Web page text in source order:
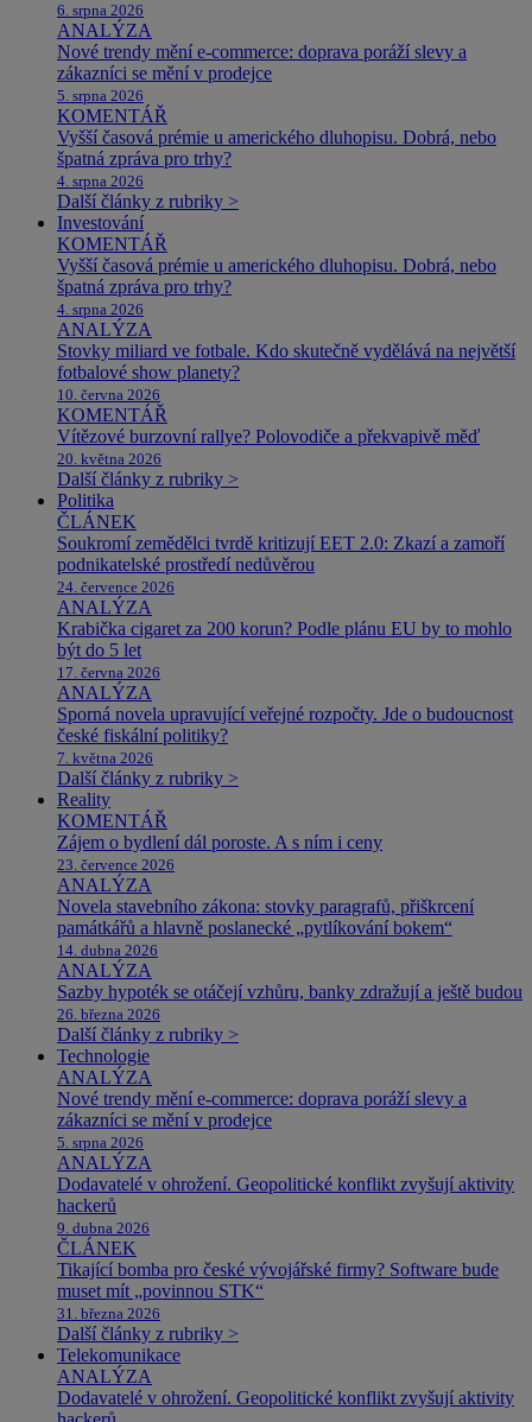
6. srpna 2026
ANALÝZA
Nové trendy mění e-commerce: doprava poráží slevy a
zákazníci se mění v prodejce
5. srpna 2026
KOMENTÁŘ
Vyšší časová prémie u amerického dluhopisu. Dobrá, nebo
špatná zpráva pro trhy?
4. srpna 2026
Další články z rubriky >
Investování
KOMENTÁŘ
Vyšší časová prémie u amerického dluhopisu. Dobrá, nebo
špatná zpráva pro trhy?
4. srpna 2026
ANALÝZA
Stovky miliard ve fotbale. Kdo skutečně vydělává na největší
fotbalové show planety?
10. června 2026
KOMENTÁŘ
Vítězové burzovní rallye? Polovodiče a překvapivě měď
20. května 2026
Další články z rubriky >
Politika
ČLÁNEK
Soukromí zemědělci tvrdě kritizují EET 2.0: Zkazí a zamoří
podnikatelské prostředí nedůvěrou
24. července 2026
ANALÝZA
Krabička cigaret za 200 korun? Podle plánu EU by to mohlo
být do 5 let
17. června 2026
ANALÝZA
Sporná novela upravující veřejné rozpočty. Jde o budoucnost
české fiskální politiky?
7. května 2026
Další články z rubriky >
Reality
KOMENTÁŘ
Zájem o bydlení dál poroste. A s ním i ceny
23. července 2026
ANALÝZA
Novela stavebního zákona: stovky paragrafů, přiškrcení
památkářů a hlavně poslanecké „pytlíkování bokem“
14. dubna 2026
ANALÝZA
Sazby hypoték se otáčejí vzhůru, banky zdražují a ještě budou
26. března 2026
Další články z rubriky >
Technologie
ANALÝZA
Nové trendy mění e-commerce: doprava poráží slevy a
zákazníci se mění v prodejce
5. srpna 2026
ANALÝZA
Dodavatelé v ohrožení. Geopolitické konflikt zvyšují aktivity
hackerů
9. dubna 2026
ČLÁNEK
Tikající bomba pro české vývojářské firmy? Software bude
muset mít „povinnou STK“
31. března 2026
Další články z rubriky >
Telekomunikace
ANALÝZA
Dodavatelé v ohrožení. Geopolitické konflikt zvyšují aktivity